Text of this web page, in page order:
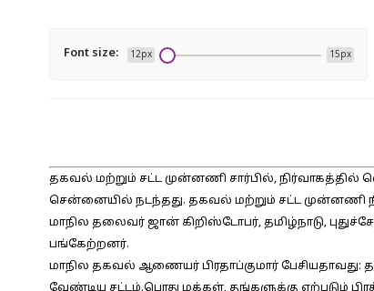
Font size: 12px 15px
தகவல் மற்றும் சட்ட முன்னணி சார்பில், நிர்வாகத்தில்
சென்னையில் நடந்தது. தகவல் மற்றும் சட்ட முன்னணி
மாநில தலைவர் ஜான் கிறிஸ்டோபர், தமிழ்நாடு,
பங்கேற்றனர்.
மாநில தகவல் ஆணையர் பிரதாப்குமார் பேசியதாவது:
வேண்டிய சட்டம்.பொது மக்கள், தங்களுக்கு ஏற்படும்